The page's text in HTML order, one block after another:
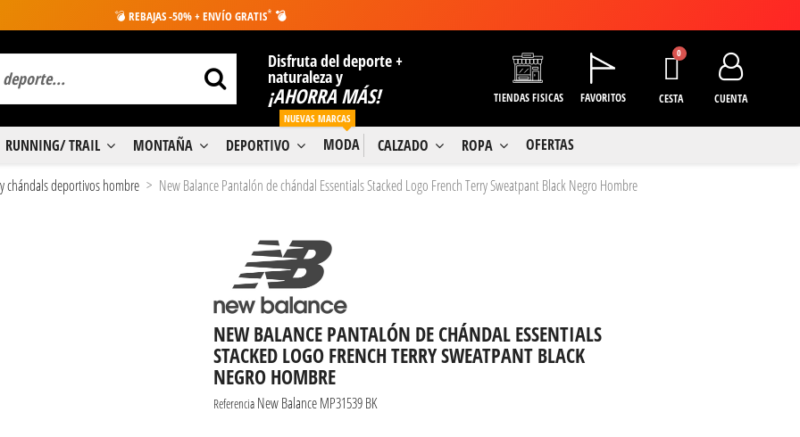
💣 REBAJAS -50% + ENVÍO GRATIS* 💣
Disfruta del deporte +
naturaleza y
¡AHORRA MÁS! TIENDAS FISICAS FAVORITOS CESTA CUENTA
RUNNING/ TRAIL MONTAÑA DEPORTIVO MODA
NUEVAS MARCAS
CALZADO ROPA OFERTAS
chándals deportivos hombre New Balance Pantalón de chándal Essentials Stacked Logo French Terry Sweatpant Black Negro Hombre
NEW BALANCE PANTALÓN DE CHÁNDAL ESSENTIALS
STACKED LOGO FRENCH TERRY SWEATPANT BLACK
NEGRO HOMBRE
Referencia New Balance MP31539 BK